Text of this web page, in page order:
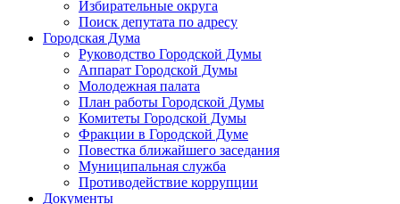
Избирательные округа
Поиск депутата по адресу
Городская Дума
Руководство Городской Думы
Аппарат Городской Думы
Молодежная палата
План работы Городской Думы
Комитеты Городской Думы
Фракции в Городской Думе
Повестка ближайшего заседания
Муниципальная служба
Противодействие коррупции
Документы